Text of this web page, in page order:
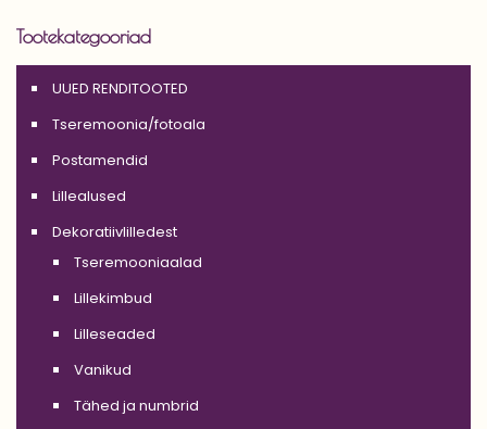
Tootekategooriad
UUED RENDITOOTED
Tseremoonia/fotoala
Postamendid
Lillealused
Dekoratiivlilledest
Tseremooniaalad
Lillekimbud
Lilleseaded
Vanikud
Tähed ja numbrid